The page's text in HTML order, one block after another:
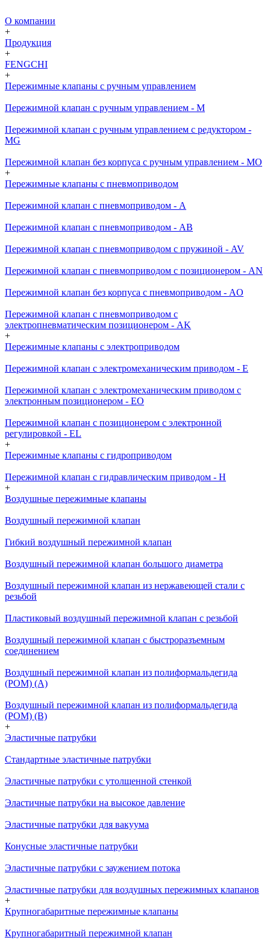
О компании
+
Продукция
+
FENGCHI
+
Пережимные клапаны с ручным управлением
Пережимной клапан с ручным управлением - M
Пережимной клапан с ручным управлением с редуктором -
MG
Пережимной клапан без корпуса с ручным управлением - MO
+
Пережимные клапаны с пневмоприводом
Пережимной клапан с пневмоприводом - A
Пережимной клапан с пневмоприводом - AB
Пережимной клапан с пневмоприводом с пружиной - AV
Пережимной клапан с пневмоприводом с позиционером - AN
Пережимной клапан без корпуса с пневмоприводом - AO
Пережимной клапан с пневмоприводом с
электропневматическим позиционером - AK
+
Пережимные клапаны с электроприводом
Пережимной клапан с электромеханическим приводом - E
Пережимной клапан с электромеханическим приводом с
электронным позиционером - EO
Пережимной клапан с позиционером с электронной
регулировкой - EL
+
Пережимные клапаны с гидроприводом
Пережимной клапан с гидравлическим приводом - H
+
Воздушные пережимные клапаны
Воздушный пережимной клапан
Гибкий воздушный пережимной клапан
Воздушный пережимной клапан большого диаметра
Воздушный пережимной клапан из нержавеющей стали с
резьбой
Пластиковый воздушный пережимной клапан с резьбой
Воздушный пережимной клапан с быстроразъемным
соединением
Воздушный пережимной клапан из полиформальдегида
(POM) (A)
Воздушный пережимной клапан из полиформальдегида
(POM) (B)
+
Эластичные патрубки
Стандартные эластичные патрубки
Эластичные патрубки с утолщенной стенкой
Эластичные патрубки на высокое давление
Эластичные патрубки для вакуума
Конусные эластичные патрубки
Эластичные патрубки с заужением потока
Эластичные патрубки для воздушных пережимных клапанов
+
Крупногабаритные пережимные клапаны
Крупногабаритный пережимной клапан